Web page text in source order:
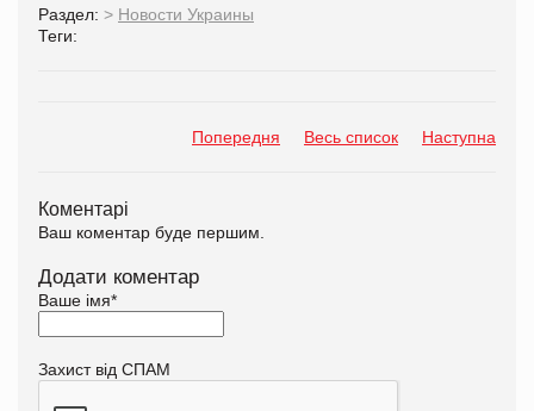
Раздел: > Новости Украины
Теги:
Попередня Весь список Наступна
Коментарі
Ваш коментар буде першим.
Додати коментар
Ваше імя*
Захист від СПАМ